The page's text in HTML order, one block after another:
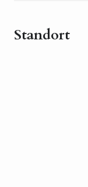
Standort